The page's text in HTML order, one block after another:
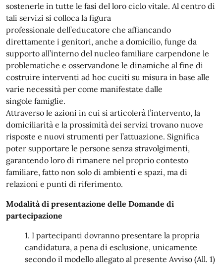
sostenerle in tutte le fasi del loro ciclo vitale. Al centro di
tali servizi si colloca la figura
professionale dell’educatore che affiancando
direttamente i genitori, anche a domicilio, funge da
supporto all’interno del nucleo familiare carpendone le
problematiche e osservandone le dinamiche al fine di
costruire interventi ad hoc cuciti su misura in base alle
varie necessità per come manifestate dalle
singole famiglie.
Attraverso le azioni in cui si articolerà l’intervento, la
domiciliarità e la prossimità dei servizi trovano nuove
risposte e nuovi strumenti per l’attuazione. Significa
poter supportare le persone senza stravolgimenti,
garantendo loro di rimanere nel proprio contesto
familiare, fatto non solo di ambienti e spazi, ma di
relazioni e punti di riferimento.
Modalità di presentazione delle Domande di
partecipazione
1. I partecipanti dovranno presentare la propria
candidatura, a pena di esclusione, unicamente
secondo il modello allegato al presente Avviso (All. 1)